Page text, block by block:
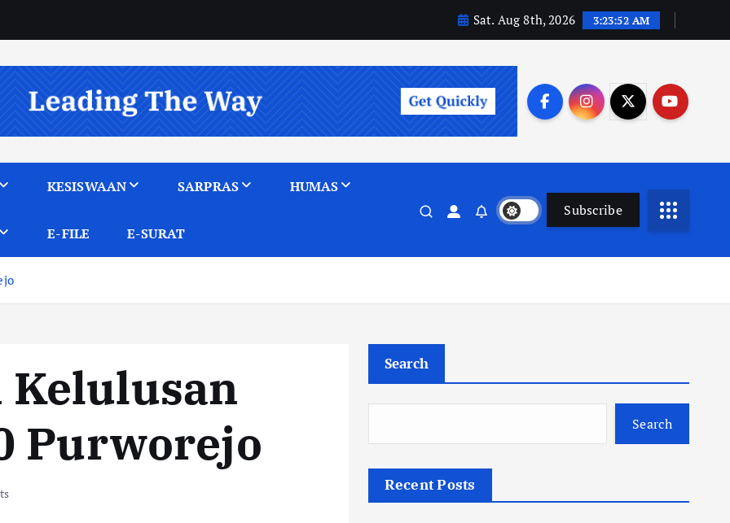
Sat. Aug 8th, 2026 3:23:53 AM
KESISWAAN SARPRAS HUMAS
E-FILE E-SURAT
Subscribe
Kelulusan
Purworejo
Search
Search
Recent Posts